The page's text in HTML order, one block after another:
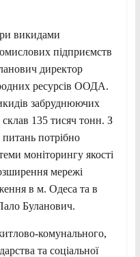
викидами
підприємств
директор
ресурсів ООДА.
забруднюючих
135 тисяч тонн. З
потрібно
моніторингу якості
мережі
в м. Одеса та в
Буланович.
комунального,
та соціальної